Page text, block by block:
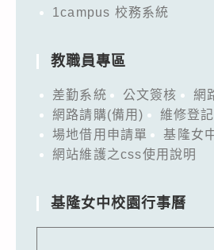
1campus 校務系統
教職員專區
差勤系統 公文簽核
網
網路請購(備用)
維修登記
場地借用申請單
基隆女
網站維護之css使用說明
基隆女中校園行事曆